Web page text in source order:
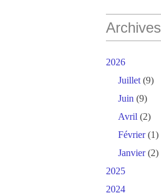
Archives
2026
Juillet (9)
Juin (9)
Avril (2)
Février(1)
Janvier(2)
2025
2024